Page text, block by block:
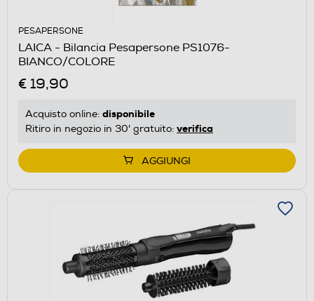
PESAPERSONE
LAICA - Bilancia Pesapersone PS1076-
BIANCO/COLORE
€ 19,90
Acquisto online: disponibile
Ritiro in negozio in 30' gratuito: verifica
AGGIUNGI